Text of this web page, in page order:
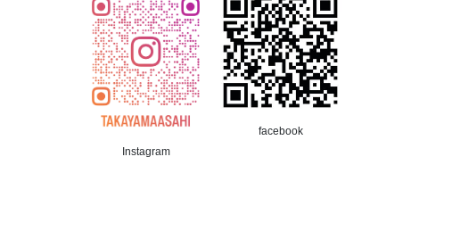
Instagram
facebook